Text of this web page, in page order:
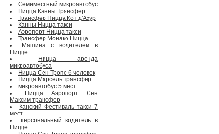
Семиместный микроавтобус
Ницца Канны Трансфер
Трансфер Ницца Кот д'Азур
Канны Ницца такси
Аэропорт Ницца такси
Трансфер Монако Ницца
Машина с водителем в
Ницце
Ницца аренда
микроавтобуса
Ницца Сен Тропе 6 человек
Ницца Марсель трансфер
микроавтобус 5 мест
Ницца Аэропорт Сен
Максим трансфер
Канский Фестиваль такси 7
мест
персональный водитель в
Ницце